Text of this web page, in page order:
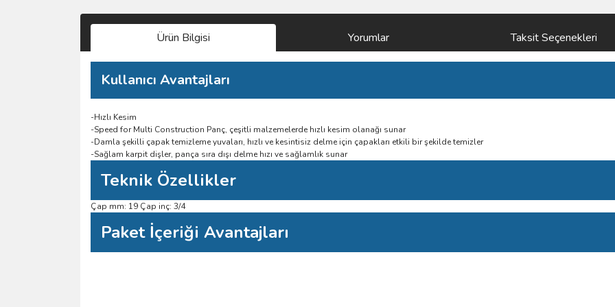
Ürün Bilgisi Yorumlar Taksit Seçenekleri
Kullanıcı Avantajları
-Hızlı Kesim
-Speed for Multi Construction Panç, çeşitli malzemelerde hızlı kesim olanağı sunar
-Damla şekilli çapak temizleme yuvaları, hızlı ve kesintisiz delme için çapakları etkili bir şekilde temizler
-Sağlam karpit dişler, pança sıra dışı delme hızı ve sağlamlık sunar
Teknik Özellikler
Çap mm: 19 Çap inç: 3/4
Paket İçeriği Avantajları